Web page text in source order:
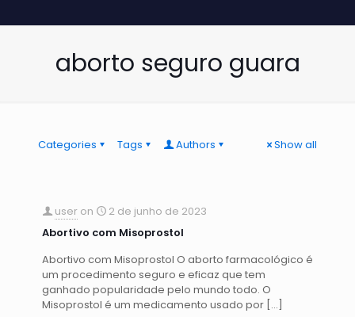
aborto seguro guara
Categories Tags Authors Show all
user on
2 de junho de 2023
Abortivo com Misoprostol
Abortivo com Misoprostol O aborto farmacológico é
um procedimento seguro e eficaz que tem
ganhado popularidade pelo mundo todo. O
Misoprostol é um medicamento usado por […]